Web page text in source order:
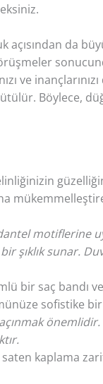
da
Böylece,
motiflerine
şıklık sunar.
bir saç bandı
sofistike
kaplama